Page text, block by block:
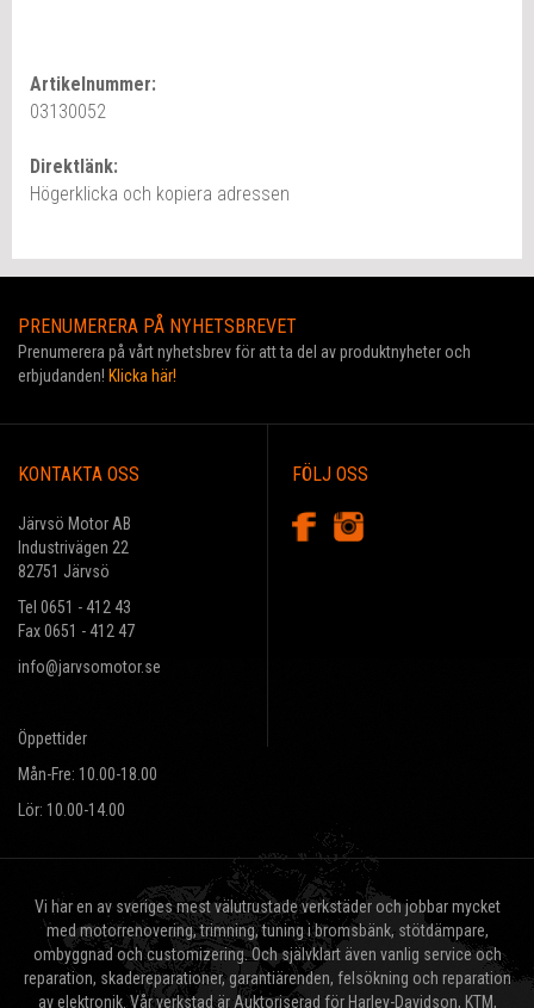
Artikelnummer:
03130052
Direktlänk:
Högerklicka och kopiera adressen
PRENUMERERA PÅ NYHETSBREVET
Prenumerera på vårt nyhetsbrev för att ta del av produktnyheter och
erbjudanden! Klicka här!
KONTAKTA OSS
Järvsö Motor AB
Industrivägen 22
82751 Järvsö
Tel 0651 - 412 43
Fax 0651 - 412 47
info@jarvsomotor.se
Öppettider
Mån-Fre: 10.00-18.00
Lör: 10.00-14.00
FÖLJ OSS
Vi har en av sveriges mest välutrustade verkstäder och jobbar mycket
med motorrenovering, trimning, tuning i bromsbänk, stötdämpare,
ombyggnad och customizering. Och självklart även vanlig service och
reparation, skadereparationer, garantiärenden, felsökning och reparation
av elektronik. Vår verkstad är Auktoriserad för Harley-Davidson, KTM,